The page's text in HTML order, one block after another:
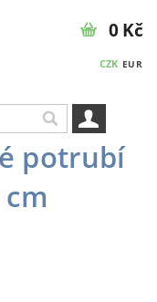
CZK EUR
0 Kč
potrubí